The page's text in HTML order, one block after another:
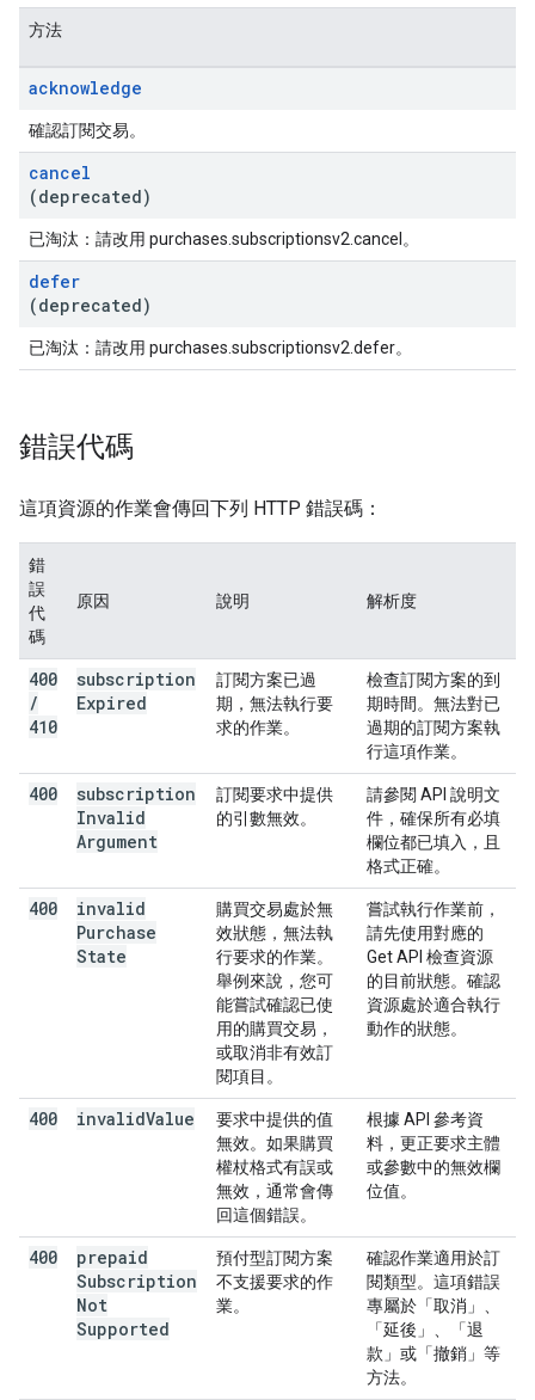
方法
acknowledge
確認訂閱交易。
cancel
(deprecated)
已淘汰：請改用 purchases.subscriptionsv2.cancel。
defer
(deprecated)
已淘汰：請改用 purchases.subscriptionsv2.defer。
錯誤代碼
這項資源的作業會傳回下列 HTTP 錯誤碼：
錯
誤
代
碼
原因 說明 解析度
400
/
410
subscription
Expired
訂閱方案已過
期，無法執行要
求的作業。
檢查訂閱方案的到
期時間。無法對已
過期的訂閱方案執
行這項作業。
400
subscription
Invalid
Argument
訂閱要求中提供
的引數無效。
請參閱 API 說明文
件，確保所有必填
欄位都已填入，且
格式正確。
400
invalid
Purchase
State
購買交易處於無
效狀態，無法執
行要求的作業。
舉例來說，您可
能嘗試確認已使
用的購買交易，
或取消非有效訂
閱項目。
嘗試執行作業前，
請先使用對應的
Get API 檢查資源
的目前狀態。確認
資源處於適合執行
動作的狀態。
400 invalidValue
要求中提供的值
無效。如果購買
權杖格式有誤或
無效，通常會傳
回這個錯誤。
根據 API 參考資
料，更正要求主體
或參數中的無效欄
位值。
400
prepaid
Subscription
Not
Supported
預付型訂閱方案
不支援要求的作
業。
確認作業適用於訂
閱類型。這項錯誤
專屬於「取消」、
「延後」、「退
款」或「撤銷」等
方法。